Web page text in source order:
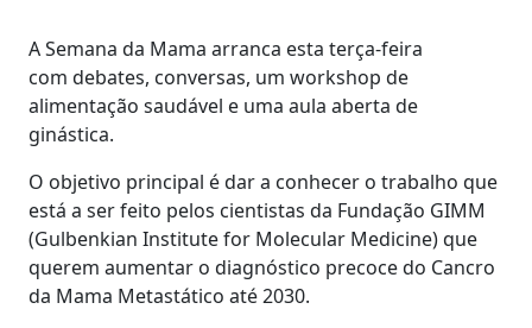
A Semana da Mama arranca esta terça-feira
com debates, conversas, um workshop de
alimentação saudável e uma aula aberta de
ginástica.
O objetivo principal é dar a conhecer o trabalho que
está a ser feito pelos cientistas da Fundação GIMM
(Gulbenkian Institute for Molecular Medicine) que
querem aumentar o diagnóstico precoce do Cancro
da Mama Metastático até 2030.